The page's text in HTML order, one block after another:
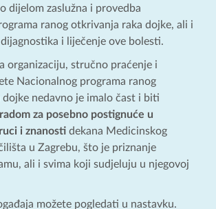
dijelom zaslužna i provedba
ranog otkrivanja raka dojke, ali i
i liječenje ove bolesti.
organizaciju, stručno praćenje i
Nacionalnog programa ranog
nedavno je imalo čast i biti
za posebno postignuće u
i znanosti dekana Medicinskog
u Zagrebu, što je priznanje
ali i svima koji sudjeluju u njegovoj
možete pogledati u nastavku.